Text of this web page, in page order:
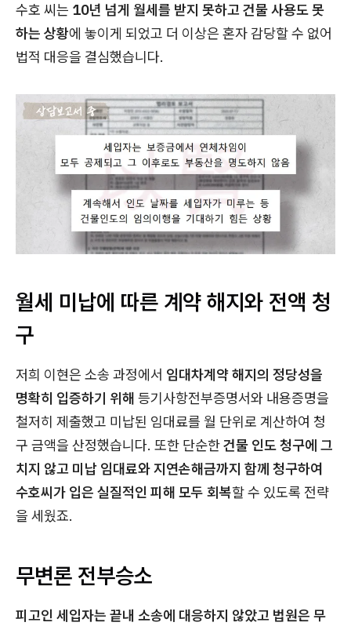
수호 씨는 10년 넘게 월세를 받지 못하고 건물 사용도 못
하는 상황에 놓이게 되었고 더 이상은 혼자 감당할 수 없어
법적 대응을 결심했습니다.
월세 미납에 따른 계약 해지와 전액 청
구
저희 이현은 소송 과정에서 임대차계약 해지의 정당성을
명확히 입증하기 위해 등기사항전부증명서와 내용증명을
철저히 제출했고 미납된 임대료를 월 단위로 계산하여 청
구 금액을 산정했습니다. 또한 단순한건물 인도 청구에 그
치지 않고 미납 임대료와 지연손해금까지 함께 청구하여
수호씨가 입은 실질적인 피해 모두 회복할 수 있도록 전략
을 세웠죠.
무변론 전부승소
피고인 세입자는 끝내 소송에 대응하지 않았고 법원은 무